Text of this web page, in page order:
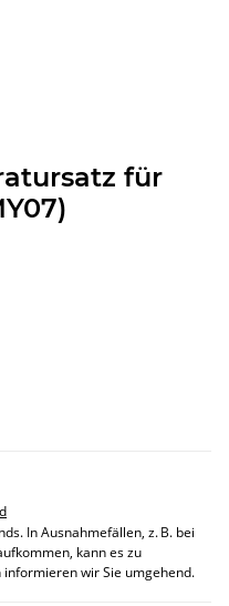
für
In Ausnahmefällen, z. B. bei
kann es zu
informieren wir Sie umgehend.